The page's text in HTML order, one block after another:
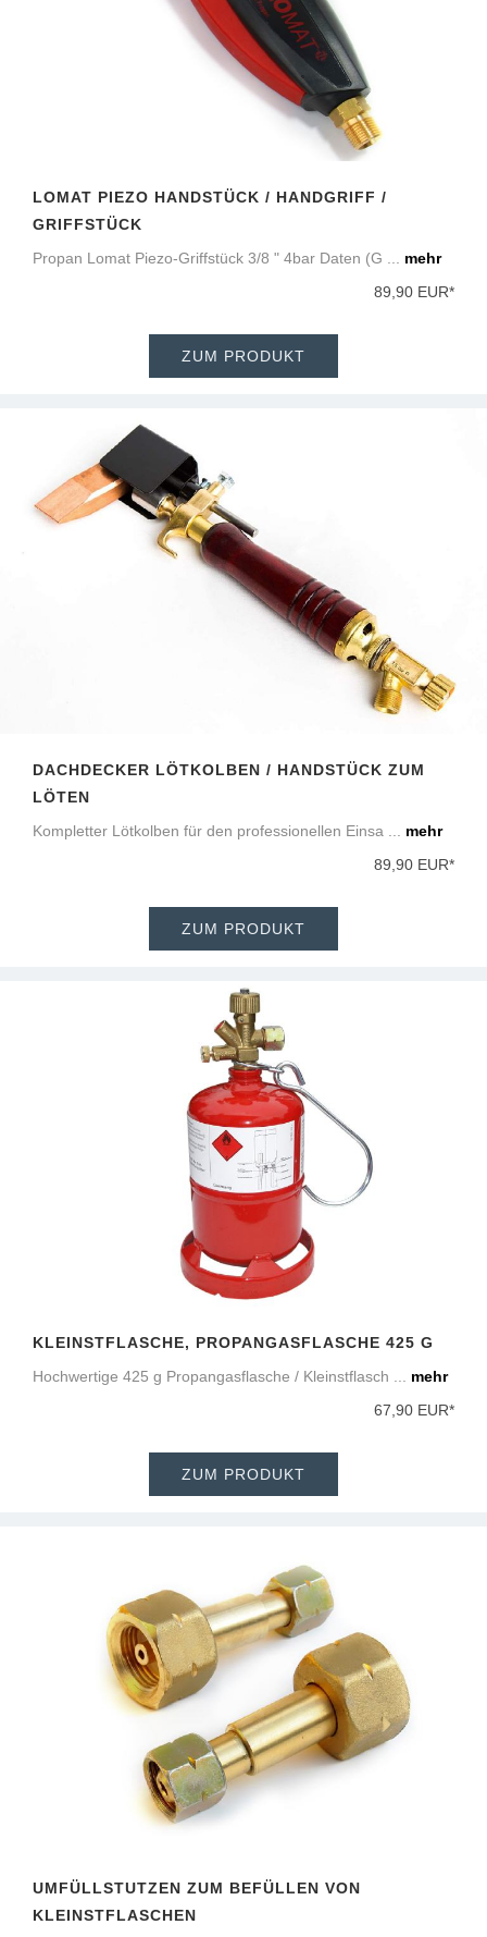
LOMAT PIEZO HANDSTÜCK / HANDGRIFF /
GRIFFSTÜCK
Propan Lomat Piezo-Griffstück 3/8 " 4bar Daten (G ... mehr
89,90 EUR*
ZUM PRODUKT
DACHDECKER LÖTKOLBEN / HANDSTÜCK ZUM
LÖTEN
Kompletter Lötkolben für den professionellen Einsa ... mehr
89,90 EUR*
ZUM PRODUKT
KLEINSTFLASCHE, PROPANGASFLASCHE 425 G
Hochwertige 425 g Propangasflasche / Kleinstflasch ... mehr
67,90 EUR*
ZUM PRODUKT
UMFÜLLSTUTZEN ZUM BEFÜLLEN VON
KLEINSTFLASCHEN